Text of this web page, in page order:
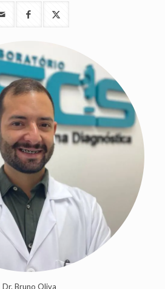
Dr. Bruno Oliva